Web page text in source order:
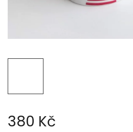
380 Kč